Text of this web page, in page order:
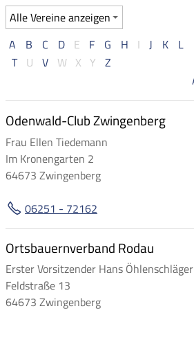
A B C D E F G H I J K L
T U V W X Y Z
Odenwald-Club Zwingenberg
Frau Ellen Tiedemann
Im Kronengarten 2
64673 Zwingenberg
06251 - 72162
Ortsbauernverband Rodau
Erster Vorsitzender Hans Öhlenschläger
Feldstraße 13
64673 Zwingenberg